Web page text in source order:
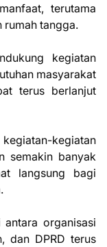
terutama
rumah tangga.
kegiatan
masyarakat
terus berlanjut
kegiatan
semakin banyak
langsung bagi
organisasi
dan DPRD terus